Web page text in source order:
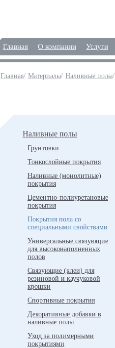
Главная О компании Услуги
Главная/ Материалы/ Наливные полы/
Наливные полы
Грунтовки
Тонкослойные покрытия
Наливные (монолитные)
покрытия
Цементно-полиуретановые
покрытия
Покрытия пола со
специальными свойствами
Универсальные связующие
для высоконаполненных
полов
Связующие (клеи) для
резиновой и каучуковой
крошки
Спортивные покрытия
Декоративные добавки в
наливные полы
Уход за полимерными
покрытиями